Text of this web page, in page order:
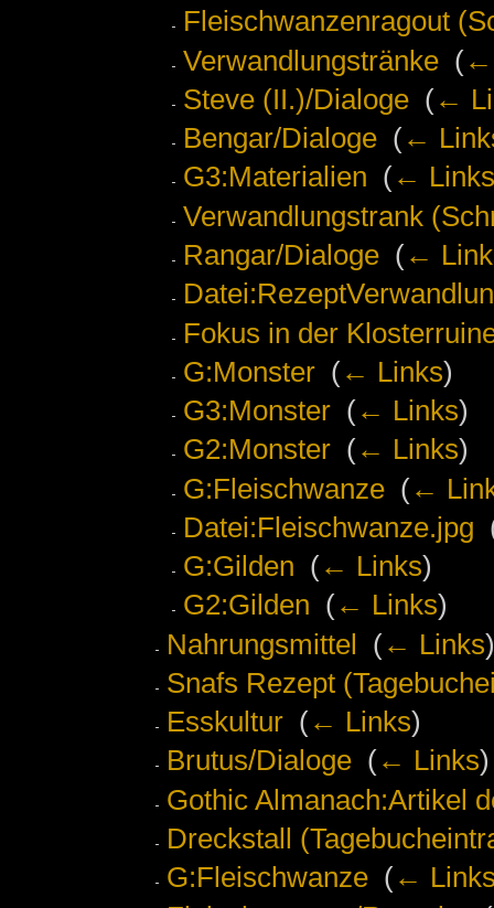
Fleischwanzenragout
Verwandlungstränke‎ (←
Steve (II.)/Dialoge‎ (←
Bengar/Dialoge‎ (←
G3:Materialien (← Links
Verwandlungstrank
Rangar/Dialoge‎ (←
Fokus in der
G:Monster‎ (← Links)
G3:Monster‎ (← Links)
G2:Monster‎ (← Links)
G:Fleischwanze‎ (←
Datei:Fleischwanze.jpg
G:Gilden (← Links)
G2:Gilden (← Links)
Nahrungsmittel
(← Links)
Snafs Rezept
Esskultur‎ (← Links)
Brutus/Dialoge‎ (← Links)
Gothic Almanach:Artikel
Dreckstall
G:Fleischwanze‎ (←